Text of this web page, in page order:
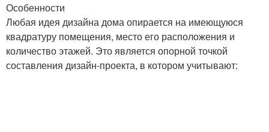
Особенности
Любая идея дизайна дома опирается на имеющуюся
квадратуру помещения, место его расположения и
количество этажей. Это является опорной точкой
составления дизайн-проекта, в котором учитывают: